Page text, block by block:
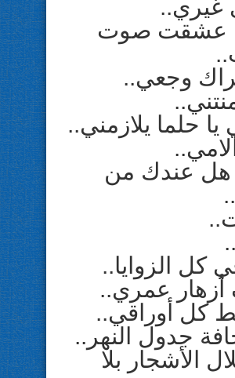
غيري..
عشقت صوت
وجعي..
يا حلما يلازمني..
هل عندك من
كل الزوايا..
عمري..
كل أوراقي..
جدول النهر..
الأشجار بلا